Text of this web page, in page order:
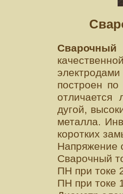
построен
отличается
дугой,
металла.
коротких
Напряжение
Сварочный
ПН при токе
ПН при токе